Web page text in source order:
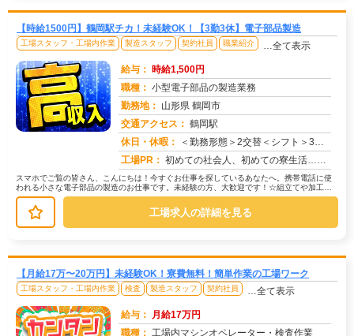
【時給1500円】鶴岡駅チカ！未経験OK！【3勤3休】電子部品製造
工場スタッフ・工場内作業 製造スタッフ 契約社員 職業紹介 …全て表示
給与： 時給1,500円
職種： 小型電子部品の製造業務
勤務地： 山形県 鶴岡市
交通アクセス： 鶴岡駅
休日・休暇：
＜勤務形態＞2交替＜シフト＞3勤3休＜休日＞カレンダー通り長期休暇年末年始
工場PR： 初めての社会人、初めての寮生活…不安は尽きないですよね？でも大丈夫！☆初期費用0円で家具付きの個室寮に入寮可能！→...
スマホでご覧の皆さん、こんにちは！今すぐお仕事を探しているあなたへ。携帯電話に使
われる小さな電子部品の製造のお仕事です。未経験の方、大歓迎です！☆組立てや加工と
いった、丁寧な作業が中心です。☆未...
工場求人の詳細を見る
【月給17万〜20万円】未経験OK！寮費無料！簡単作業の工場ワーク
工場スタッフ・工場内作業 検査 製造スタッフ 契約社員 …全て表示
給与： 月給17万円
職種： 工場内マシンオペレーター・検査作業